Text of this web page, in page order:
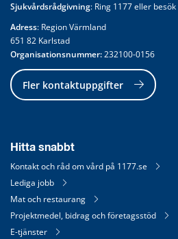
Sjukvårdsrådgivning: Ring 1177 eller besök
Adress: Region Värmland
651 82 Karlstad
Organisationsnummer: 232100-0156
Fler kontaktuppgifter
Hitta snabbt
Kontakt och råd om vård på 1177.se
Lediga jobb
Mat och restaurang
Projektmedel, bidrag och företagsstöd
E-tjänster